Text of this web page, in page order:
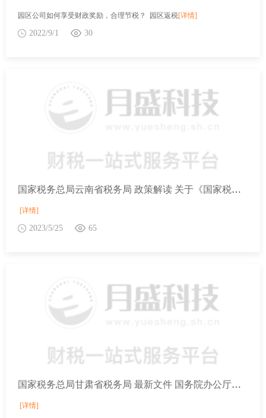
园区公司如何享受财政奖励，合理节税？ 园区返税[详情]
2022/9/1 30
国家税务总局云南省税务局 政策解读 关于《国家税务总局云南省税务局关于城镇土地使用税困难减免有关事项的公告》的解读
[详情]
2023/5/25 65
国家税务总局甘肃省税务局 最新文件 国务院办公厅关于建立健全涉企收费长效监管机制的指导意见
[详情]